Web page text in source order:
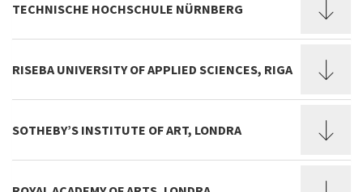
TECHNISCHE HOCHSCHULE NÜRNBERG
RISEBA UNIVERSITY OF APPLIED SCIENCES, RIGA
SOTHEBY’S INSTITUTE OF ART, LONDRA